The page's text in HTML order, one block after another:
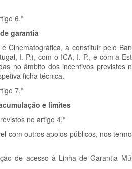
6.º
garantia
Cinematográfica, a constituir pelo
I. P.), com o ICA, I. P., e com a
no âmbito dos incentivos previstos
ficha técnica.
7.º
e limites
no artigo 4.º
com outros apoios públicos, nos
de acesso à Linha de Garantia